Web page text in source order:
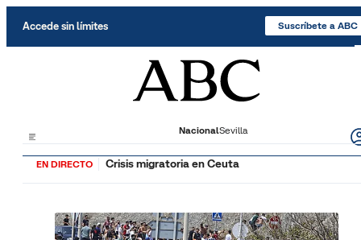
Accede sin límites Suscríbete a ABC
NacionalSevilla
EN DIRECTO Crisis migratoria en Ceuta